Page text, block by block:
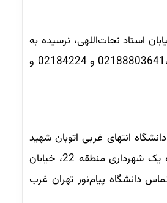
استاد نجات‌اللهی، نرسیده به
خیابان کریم‌خان زند، نبش چهارراه سپند، پلاک 2 است. تلفن تماس این دانشگاه 02188803641،02188801090 و 02184224 و
انتهای غربی اتوبان شهید
خرازی (همت غرب)، بعد از دانشگاه علوم انتظامی، شهرک شهید باقری، روبروی ساختمان شماره یک شهرداری منطقه 22، خیابان
غرب با کد پستی 1495911985 است. تلفن‌های تماس دانشگاه پیام‌نور تهران غرب